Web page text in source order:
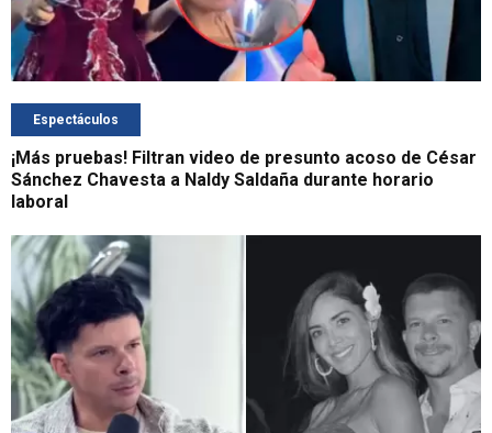
Espectáculos
¡Más pruebas! Filtran video de presunto acoso de César
Sánchez Chavesta a Naldy Saldaña durante horario
laboral